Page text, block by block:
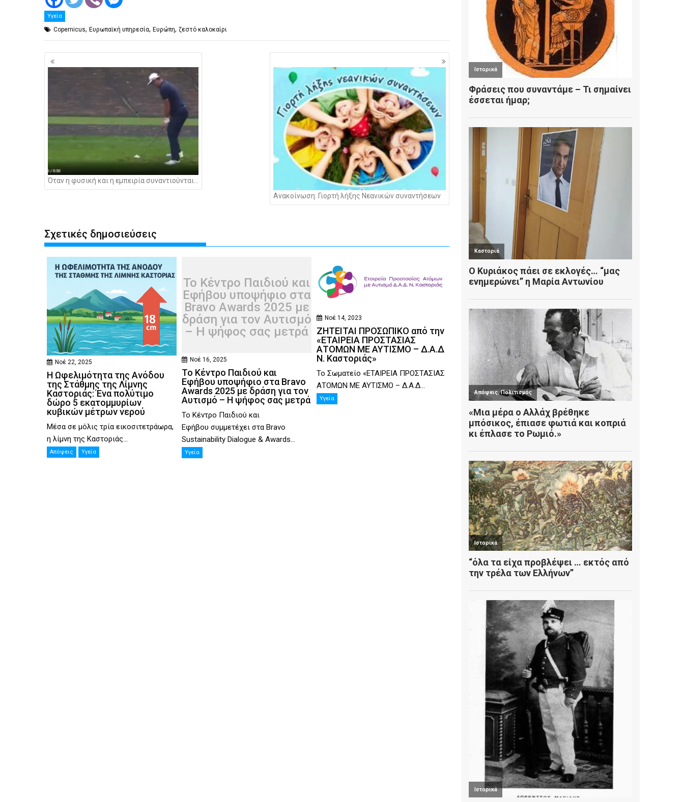
Υγεία
Copernicus, Ευρωπαϊκή υπηρεσία, Ευρώπη, ζεστό καλοκαίρι
Πλοήγηση
άρθρων
Όταν η φυσική και η εμπειρία συναντιούνται…
Ανακοίνωση: Γιορτή λήξης Νεανικών συναντήσεων
Σχετικές δημοσιεύσεις
Νοέ 22, 2025
Η Ωφελιμότητα της Ανόδου
της Στάθμης της Λίμνης
Καστοριάς: Ένα πολύτιμο
δώρο 5 εκατομμυρίων
κυβικών μέτρων νερού
Μέσα σε μόλις τρία εικοσιτετράωρα,
η λίμνη της Καστοριάς...
Απόψεις Υγεία
Το Κέντρο Παιδιού και
Εφήβου υποψήφιο στα
Bravo Awards 2025 με
δράση για τον Αυτισμό
– Η ψήφος σας μετρά
Νοέ 16, 2025
Το Κέντρο Παιδιού και
Εφήβου υποψήφιο στα Bravo
Awards 2025 με δράση για τον
Αυτισμό – Η ψήφος σας μετρά
Το Κέντρο Παιδιού και
Εφήβου συμμετέχει στα Bravo
Sustainability Dialogue & Awards...
Υγεία
Νοέ 14, 2023
ΖΗΤΕΙΤΑΙ ΠΡΟΣΩΠΙΚΟ από την
«ΕΤΑΙΡΕΙΑ ΠΡΟΣΤΑΣΙΑΣ
ΑΤΟΜΩΝ ΜΕ ΑΥΤΙΣΜΟ – Δ.Α.Δ
Ν. Καστοριάς»
Το Σωματείο «ΕΤΑΙΡΕΙΑ ΠΡΟΣΤΑΣΙΑΣ
ΑΤΟΜΩΝ ΜΕ ΑΥΤΙΣΜΟ – Δ.Α.Δ...
Υγεία